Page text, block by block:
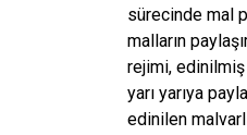
sürecinde mal
malların
rejimi, edinilmiş
yarı yarıya
edinilen